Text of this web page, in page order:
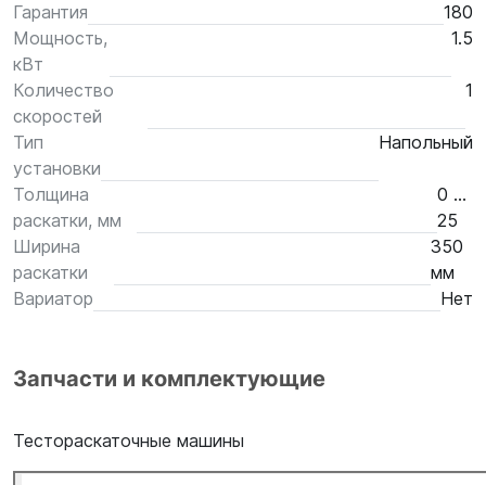
Гарантия
180
Мощность,
кВт
1.5
Количество
скоростей
1
Тип
установки
Напольный
Толщина
раскатки, мм
0 ...
25
Ширина
раскатки
350
мм
Вариатор
Нет
Запчасти и комплектующие
Тестораскаточные машины